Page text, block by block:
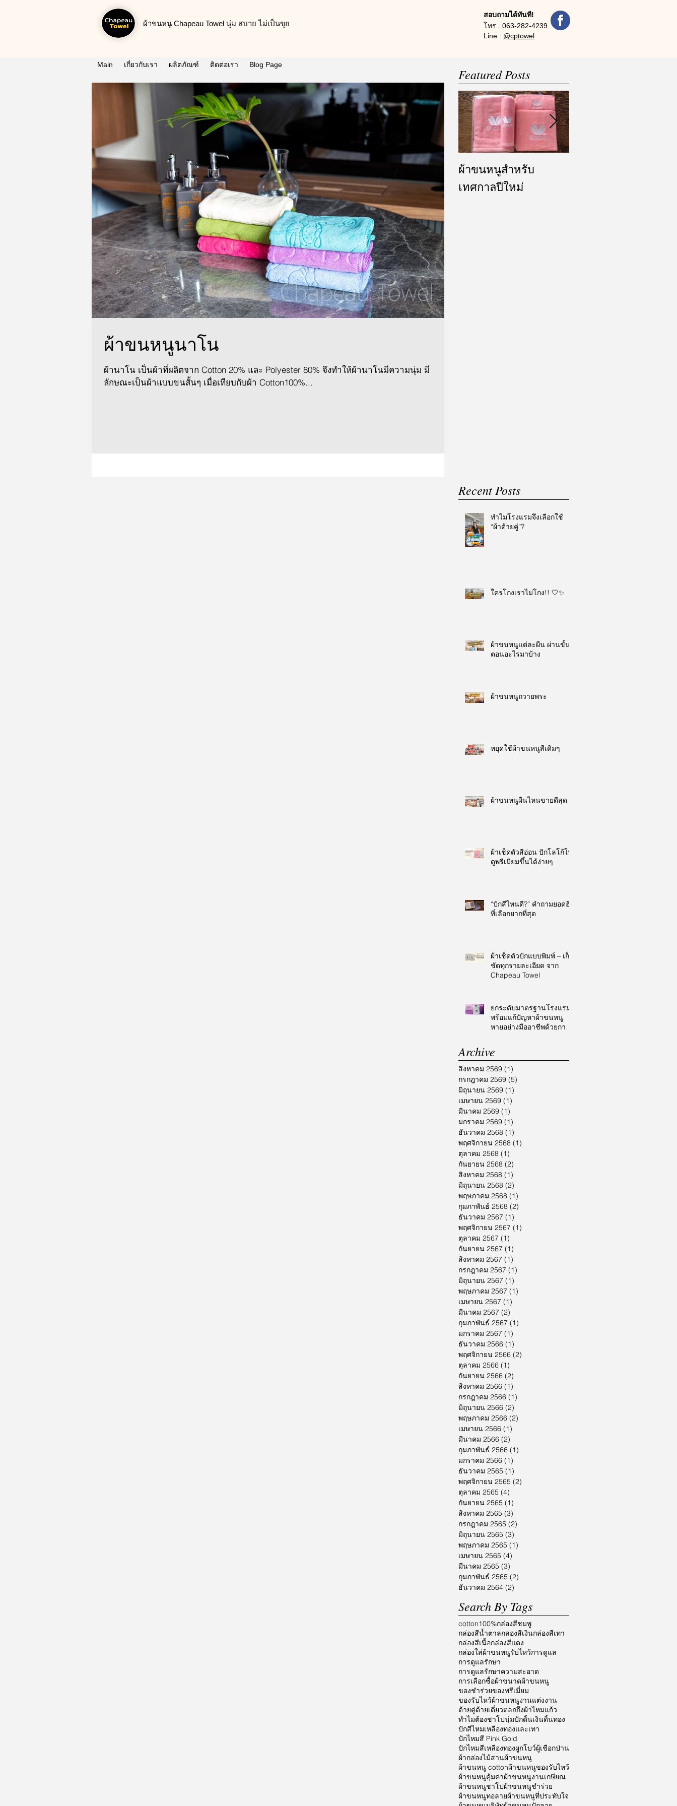
ผ้าขนหนู Chapeau Towel นุ่ม สบาย ไม่เป็นขุย
สอบถามได้ทันที!
โทร : 063-282-4239
Line : @cptowel
Main เกี่ยวกับเรา ผลิตภัณฑ์ ติดต่อเรา Blog Page
ผ้าขนหนูนาโน
ผ้านาโน เป็นผ้าที่ผลิตจาก Cotton 20% และ Polyester 80% จึงทำให้ผ้านาโนมีความนุ่ม มี
ลักษณะเป็นผ้าแบบขนสั้นๆ เมื่อเทียบกับผ้า Cotton100%...
Featured Posts
ผ้าขนหนูสำหรับ
เทศกาลปีใหม่
Recent Posts
ทำไมโรงแรมจึงเลือกใช้
“ผ้าด้ายคู่”?
ใครโกงเราไม่โกง!! 🤍✨
ผ้าขนหนูแต่ละผืน ผ่านขั้น
ตอนอะไรมาบ้าง
ผ้าขนหนูถวายพระ
หยุดใช้ผ้าขนหนูสีเดิมๆ
ผ้าขนหนูผืนไหนขายดีสุด
ผ้าเช็ดตัวสีอ่อน ปักโลโก้ให้
ดูพรีเมียมขึ้นได้ง่ายๆ
“ปักสีไหนดี?” คำถามยอดฮิต
ที่เลือกยากที่สุด
ผ้าเช็ดตัวปักแบบพิมพ์ – เก็บ
ชัดทุกรายละเอียด จาก
Chapeau Towel
ยกระดับมาตรฐานโรงแรม
พร้อมแก้ปัญหาผ้าขนหนู
หายอย่างมืออาชีพด้วยการ
Archive
สิงหาคม 2569 (1)
กรกฎาคม 2569 (5)
มิถุนายน 2569 (1)
เมษายน 2569 (1)
มีนาคม 2569 (1)
มกราคม 2569 (1)
ธันวาคม 2568 (1)
พฤศจิกายน 2568 (1)
ตุลาคม 2568 (1)
กันยายน 2568 (2)
สิงหาคม 2568 (1)
มิถุนายน 2568 (2)
พฤษภาคม 2568 (1)
กุมภาพันธ์ 2568 (2)
ธันวาคม 2567 (1)
พฤศจิกายน 2567 (1)
ตุลาคม 2567 (1)
กันยายน 2567 (1)
สิงหาคม 2567 (1)
กรกฎาคม 2567 (1)
มิถุนายน 2567 (1)
พฤษภาคม 2567 (1)
เมษายน 2567 (1)
มีนาคม 2567 (2)
กุมภาพันธ์ 2567 (1)
มกราคม 2567 (1)
ธันวาคม 2566 (1)
พฤศจิกายน 2566 (2)
ตุลาคม 2566 (1)
กันยายน 2566 (2)
สิงหาคม 2566 (1)
กรกฎาคม 2566 (1)
มิถุนายน 2566 (2)
พฤษภาคม 2566 (2)
เมษายน 2566 (1)
มีนาคม 2566 (2)
กุมภาพันธ์ 2566 (1)
มกราคม 2566 (1)
ธันวาคม 2565 (1)
พฤศจิกายน 2565 (2)
ตุลาคม 2565 (4)
กันยายน 2565 (1)
สิงหาคม 2565 (3)
กรกฎาคม 2565 (2)
มิถุนายน 2565 (3)
พฤษภาคม 2565 (1)
เมษายน 2565 (4)
มีนาคม 2565 (3)
กุมภาพันธ์ 2565 (2)
ธันวาคม 2564 (2)
Search By Tags
cotton100%กล่องสีชมพู
กล่องสีน้ำตาลกล่องสีเงินกล่องสีเทา
กล่องสีเนื้อกล่องสีแดง
กล่องใส่ผ้าขนหนูรับไหว้การดูแล
การดูแลรักษา
การดูแลรักษาความสะอาด
การเลือกซื้อผ้าขนาดผ้าขนหนู
ของชำร่วยของพรีเมี่ยม
ของรับไหว้ผ้าขนหนูงานแต่งงาน
ด้ายคู่ด้ายเดี่ยวตลกถึงผ้าไหมแก้ว
ทำไมต้องชาโปนุ่มปักดิ้นเงินดิ้นทอง
ปักสีไหมเหลืองทองและเทา
ปักไหมสี Pink Gold
ปักไหมสีเหลืองทองผูกโบว์ผู้เชือกป่าน
ผ้ากล่องไม้สานผ้าขนหนู
ผ้าขนหนู cottonผ้าขนหนูของรับไหว้
ผ้าขนหนูคุ้มค่าผ้าขนหนูงานเกษียณ
ผ้าขนหนูชาโปผ้าขนหนูชำร่วย
ผ้าขนหนูทอลายผ้าขนหนูที่ประทับใจ